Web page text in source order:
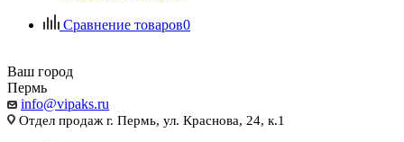
Сравнение товаров0
Ваш город
Пермь
info@vipaks.ru
Отдел продаж г. Пермь, ул. Краснова, 24, к.1